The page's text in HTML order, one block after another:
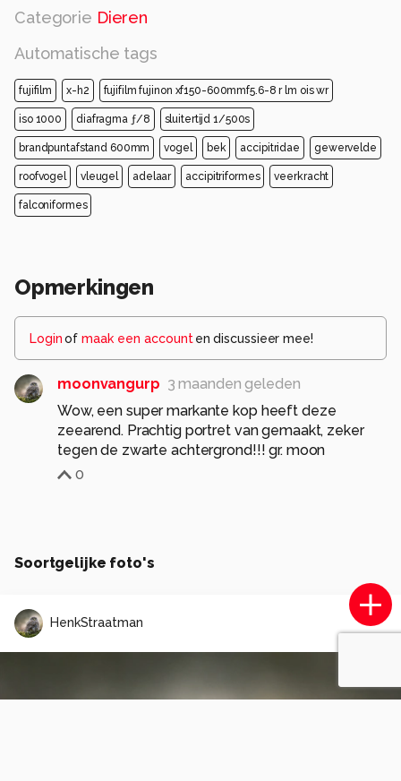
Categorie Dieren
Automatische tags
fujifilm x-h2 fujifilm fujinon xf150-600mmf5.6-8 r lm ois wr
iso 1000 diafragma ƒ/8 sluitertijd 1/500s
brandpuntafstand 600mm vogel bek accipitridae gewervelde
roofvogel vleugel adelaar accipitriformes veerkracht
falconiformes
Opmerkingen
Loginof maak een account en discussieer mee!
moonvangurp 3 maanden geleden
Wow, een super markante kop heeft deze
zeearend. Prachtig portret van gemaakt, zeker
tegen de zwarte achtergrond!!! gr. moon
0
Soortgelijke foto's
HenkStraatman